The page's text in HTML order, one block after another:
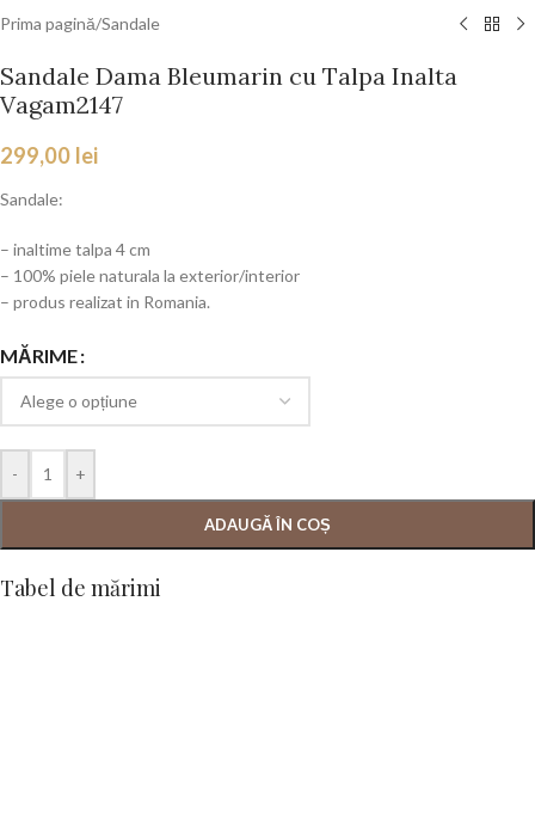
Prima pagină/Sandale
Sandale Dama Bleumarin cu Talpa Inalta
Vagam2147
299,00 lei
Sandale:
– inaltime talpa 4 cm
– 100% piele naturala la exterior/interior
– produs realizat in Romania.
MĂRIME
- +
ADAUGĂ ÎN COȘ
Tabel de mărimi